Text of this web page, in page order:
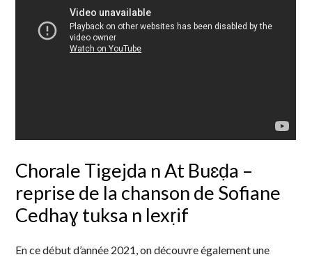
Chorale Tigejda n At Buɛḍa –
reprise de la chanson de Sofiane
Cedhaɣ tuksa n lexṛif
En ce début d’année 2021, on découvre également une